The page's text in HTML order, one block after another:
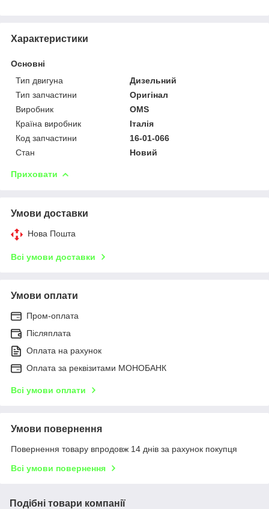
Характеристики
Основні
Тип двигуна
Дизельний
Тип запчастини
Оригінал
Виробник
OMS
Країна виробник
Італія
Код запчастини
16-01-066
Стан
Новий
Приховати
Умови доставки
Нова Пошта
Всі умови доставки
Умови оплати
Пром-оплата
Післяплата
Оплата на рахунок
Оплата за реквізитами МОНОБАНК
Всі умови оплати
Умови повернення
Повернення товару впродовж 14 днів за рахунок покупця
Всі умови повернення
Подібні товари компанії